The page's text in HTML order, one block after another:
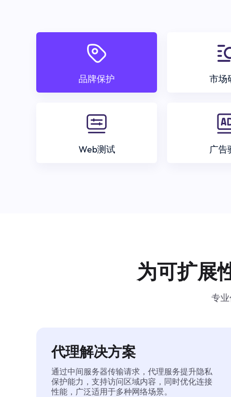
品牌保护 市场
Web测试 广告
为可扩展
专
代理解决方案
通过中间服务器传输请求，代理服务提升隐私
保护能力，支持访问区域内容，同时优化连接
性能，广泛适用于多种网络场景。